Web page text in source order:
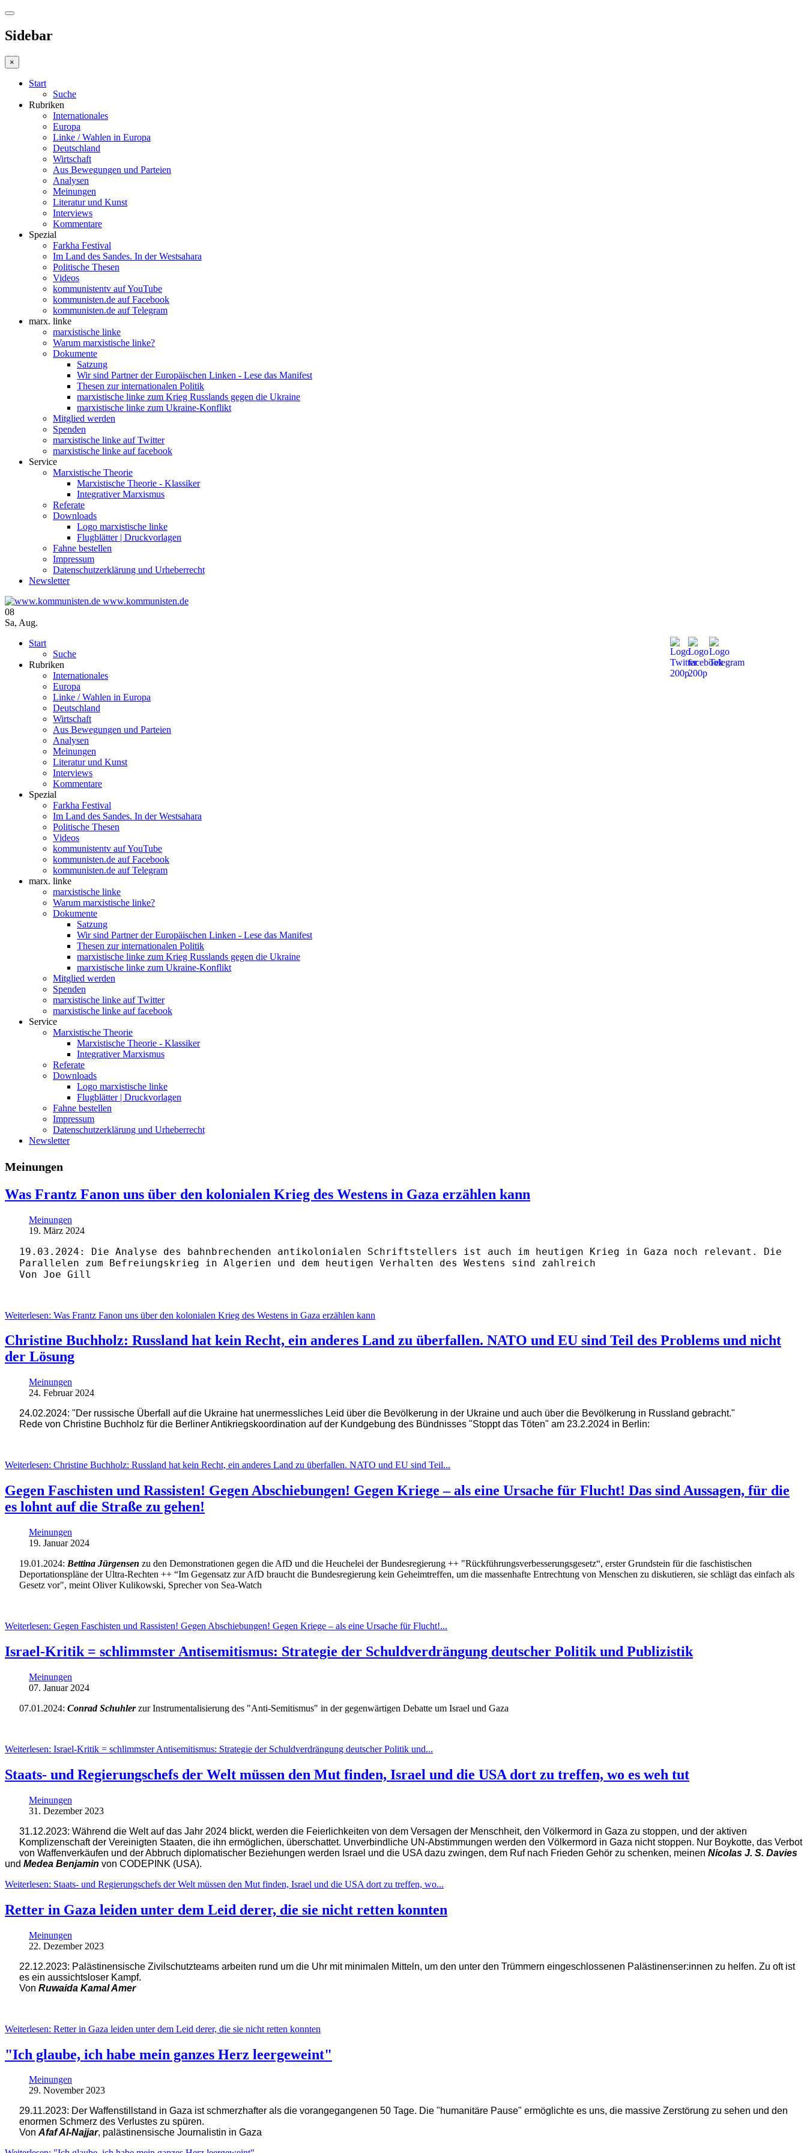
Sidebar
×
Start
Suche
Rubriken
Internationales
Europa
Linke / Wahlen in Europa
Deutschland
Wirtschaft
Aus Bewegungen und Parteien
Analysen
Meinungen
Literatur und Kunst
Interviews
Kommentare
Spezial
Farkha Festival
Im Land des Sandes. In der Westsahara
Politische Thesen
Videos
kommunistentv auf YouTube
kommunisten.de auf Facebook
kommunisten.de auf Telegram
marx. linke
marxistische linke
Warum marxistische linke?
Dokumente
Satzung
Wir sind Partner der Europäischen Linken - Lese das Manifest
Thesen zur internationalen Politik
marxistische linke zum Krieg Russlands gegen die Ukraine
marxistische linke zum Ukraine-Konflikt
Mitglied werden
Spenden
marxistische linke auf Twitter
marxistische linke auf facebook
Service
Marxistische Theorie
Marxistische Theorie - Klassiker
Integrativer Marxismus
Referate
Downloads
Logo marxistische linke
Flugblätter | Druckvorlagen
Fahne bestellen
Impressum
Datenschutzerklärung und Urheberrecht
Newsletter
www.kommunisten.de
08
Sa, Aug.
Start
Suche
Rubriken
Internationales
Europa
Linke / Wahlen in Europa
Deutschland
Wirtschaft
Aus Bewegungen und Parteien
Analysen
Meinungen
Literatur und Kunst
Interviews
Kommentare
Spezial
Farkha Festival
Im Land des Sandes. In der Westsahara
Politische Thesen
Videos
kommunistentv auf YouTube
kommunisten.de auf Facebook
kommunisten.de auf Telegram
marx. linke
marxistische linke
Warum marxistische linke?
Dokumente
Satzung
Wir sind Partner der Europäischen Linken - Lese das Manifest
Thesen zur internationalen Politik
marxistische linke zum Krieg Russlands gegen die Ukraine
marxistische linke zum Ukraine-Konflikt
Mitglied werden
Spenden
marxistische linke auf Twitter
marxistische linke auf facebook
Service
Marxistische Theorie
Marxistische Theorie - Klassiker
Integrativer Marxismus
Referate
Downloads
Logo marxistische linke
Flugblätter | Druckvorlagen
Fahne bestellen
Impressum
Datenschutzerklärung und Urheberrecht
Newsletter
Meinungen
Was Frantz Fanon uns über den kolonialen Krieg des Westens in Gaza erzählen kann
Meinungen
19. März 2024
19.03.2024: Die Analyse des bahnbrechenden antikolonialen Schriftstellers ist auch im heutigen Krieg in Gaza noch relevant. Die
Parallelen zum Befreiungskrieg in Algerien und dem heutigen Verhalten des Westens sind zahlreich
Von Joe Gill
Weiterlesen: Was Frantz Fanon uns über den kolonialen Krieg des Westens in Gaza erzählen kann
Christine Buchholz: Russland hat kein Recht, ein anderes Land zu überfallen. NATO und EU sind Teil des Problems und nicht
der Lösung
Meinungen
24. Februar 2024
24.02.2024: "Der russische Überfall auf die Ukraine hat unermessliches Leid über die Bevölkerung in der Ukraine und auch über die Bevölkerung in Russland gebracht."
Rede von Christine Buchholz für die Berliner Antikriegskoordination auf der Kundgebung des Bündnisses "Stoppt das Töten" am 23.2.2024 in Berlin:
Weiterlesen: Christine Buchholz: Russland hat kein Recht, ein anderes Land zu überfallen. NATO und EU sind Teil...
Gegen Faschisten und Rassisten! Gegen Abschiebungen! Gegen Kriege – als eine Ursache für Flucht! Das sind Aussagen, für die
es lohnt auf die Straße zu gehen!
Meinungen
19. Januar 2024
19.01.2024: Bettina Jürgensen zu den Demonstrationen gegen die AfD und die Heuchelei der Bundesregierung ++ "Rückführungsverbesserungsgesetz“, erster Grundstein für die faschistischen
Deportationspläne der Ultra-Rechten ++ “Im Gegensatz zur AfD braucht die Bundesregierung kein Geheimtreffen, um die massenhafte Entrechtung von Menschen zu diskutieren, sie schlägt das einfach als
Gesetz vor", meint Oliver Kulikowski, Sprecher von Sea-Watch
Weiterlesen: Gegen Faschisten und Rassisten! Gegen Abschiebungen! Gegen Kriege – als eine Ursache für Flucht!...
Israel-Kritik = schlimmster Antisemitismus: Strategie der Schuldverdrängung deutscher Politik und Publizistik
Meinungen
07. Januar 2024
07.01.2024: Conrad Schuhlerzur Instrumentalisierung des "Anti-Semitismus" in der gegenwärtigen Debatte um Israel und Gaza
Weiterlesen: Israel-Kritik = schlimmster Antisemitismus: Strategie der Schuldverdrängung deutscher Politik und...
Staats- und Regierungschefs der Welt müssen den Mut finden, Israel und die USA dort zu treffen, wo es weh tut
Meinungen
31. Dezember 2023
31.12.2023: Während die Welt auf das Jahr 2024 blickt, werden die Feierlichkeiten von dem Versagen der Menschheit, den Völkermord in Gaza zu stoppen, und der aktiven
Komplizenschaft der Vereinigten Staaten, die ihn ermöglichen, überschattet. Unverbindliche UN-Abstimmungen werden den Völkermord in Gaza nicht stoppen. Nur Boykotte, das Verbot
von Waffenverkäufen und der Abbruch diplomatischer Beziehungen werden Israel und die USA dazu zwingen, dem Ruf nach Frieden Gehör zu schenken, meinen Nicolas J. S. Davies
und Medea Benjamin von CODEPINK (USA).
Weiterlesen: Staats- und Regierungschefs der Welt müssen den Mut finden, Israel und die USA dort zu treffen, wo...
Retter in Gaza leiden unter dem Leid derer, die sie nicht retten konnten
Meinungen
22. Dezember 2023
22.12.2023: Palästinensische Zivilschutzteams arbeiten rund um die Uhr mit minimalen Mitteln, um den unter den Trümmern eingeschlossenen Palästinenser:innen zu helfen. Zu oft ist
es ein aussichtsloser Kampf.
Von Ruwaida Kamal Amer
Weiterlesen: Retter in Gaza leiden unter dem Leid derer, die sie nicht retten konnten
"Ich glaube, ich habe mein ganzes Herz leergeweint"
Meinungen
29. November 2023
29.11.2023: Der Waffenstillstand in Gaza ist schmerzhafter als die vorangegangenen 50 Tage. Die "humanitäre Pause" ermöglichte es uns, die massive Zerstörung zu sehen und den
enormen Schmerz des Verlustes zu spüren.
VonAfaf Al-Najjar, palästinensische Journalistin in Gaza